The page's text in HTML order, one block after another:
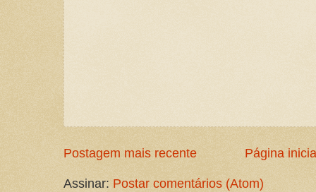
Postagem mais recente Página
Assinar: Postar comentários (Atom)